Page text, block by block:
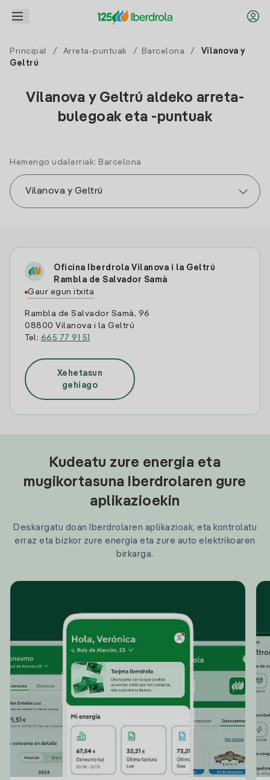
Principal / Arreta-puntuak / Barcelona /
Vilanova y
Geltrú
Vilanova y Geltrú aldeko arreta-
bulegoak eta -puntuak
Hemengo udalerriak: Barcelona
Oficina Iberdrola Vilanova i la Geltrú
Rambla de Salvador Samà
Gaur egun itxita
Rambla de Salvador Samà, 96
08800 Vilanova i la Geltrú
Tel: 665 77 91 51
Xehetasun
gehiago
Kudeatu zure energia eta
mugikortasuna Iberdrolaren gure
aplikazioekin
Deskargatu doan Iberdrolaren aplikazioak, eta kontrolatu
erraz eta bizkor zure energia eta zure auto elektrikoaren
birkarga.